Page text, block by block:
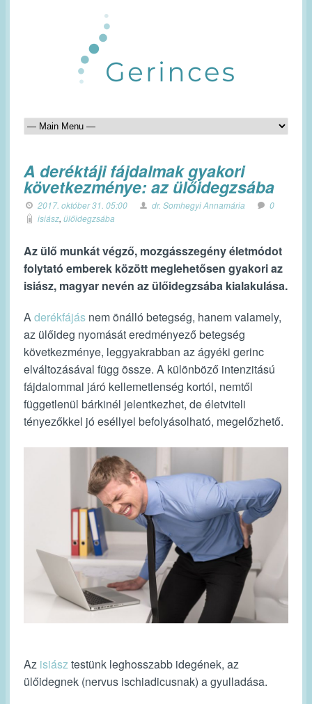
A deréktáji fájdalmak gyakori
következménye: az ülőidegzsába
2017. október 31. 05:00 dr. Somhegyi Annamária
0
isiász, ülőidegzsába
Az ülő munkát végző, mozgásszegény életmódot
folytató emberek között meglehetősen gyakori az
isiász, magyar nevén az ülőidegzsába kialakulása.
Aderékfájás nem önálló betegség, hanem valamely,
az ülőideg nyomását eredményező betegség
következménye, leggyakrabban az ágyéki gerinc
elváltozásával függ össze. A különböző intenzitású
fájdalommal járó kellemetlenség kortól, nemtől
függetlenül bárkinél jelentkezhet, de életviteli
tényezőkkel jó eséllyel befolyásolható, megelőzhető.
Az isiásztestünk leghosszabb idegének, az
ülőidegnek (nervus ischiadicusnak) a gyulladása.